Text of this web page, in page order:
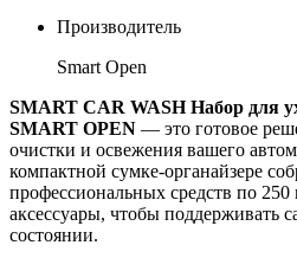
Производитель
Smart Open
SMART CAR WASH Набор для
SMART OPEN — это готовое
очистки и освежения вашего
компактной сумке-органайзере
профессиональных средств по
аксессуары, чтобы поддерживать
состоянии.